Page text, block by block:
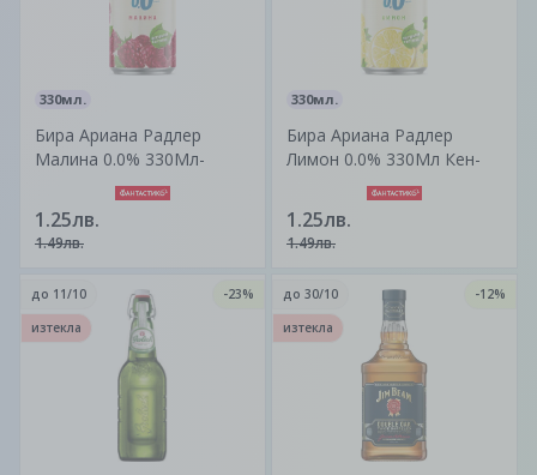
330мл.
Бира Ариана Радлер
Малина 0.0% 330Мл-
1.25лв.
1.49лв.
330мл.
Бира Ариана Радлер
Лимон 0.0% 330Мл Кен-
1.25лв.
1.49лв.
до 11/10
-23%
изтекла
до 30/10
-12%
изтекла